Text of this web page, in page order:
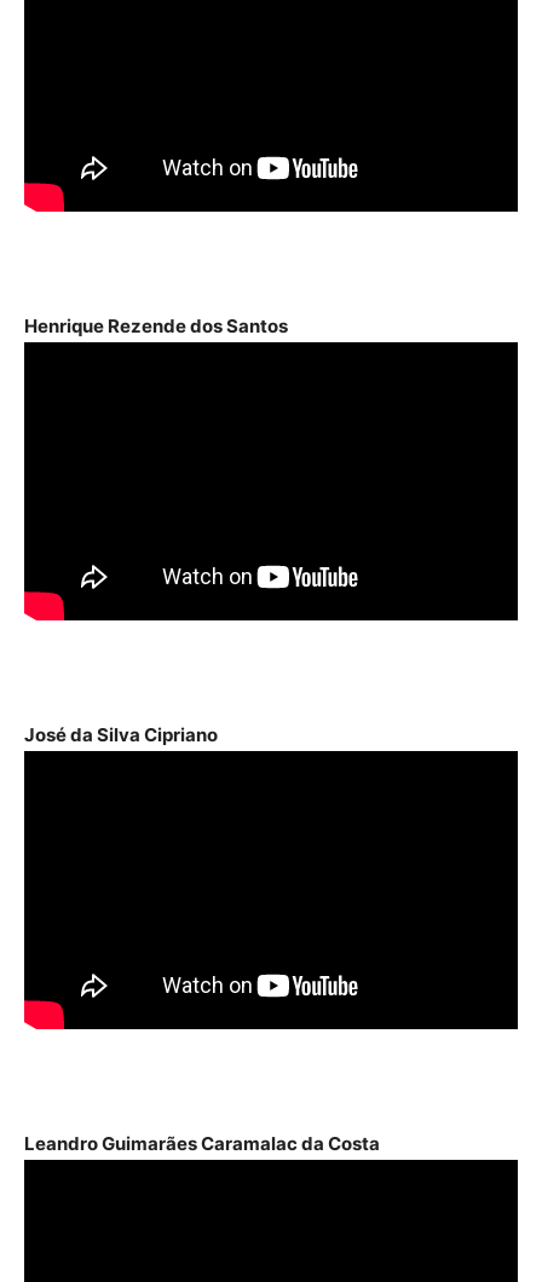
Henrique Rezende dos Santos
José da Silva Cipriano
Leandro Guimarães Caramalac da Costa